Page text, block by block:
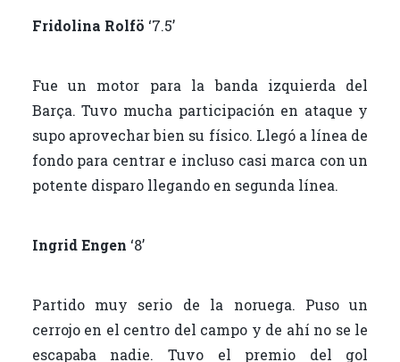
Fridolina Rolfö ‘7.5’
Fue un motor para la banda izquierda del
Barça. Tuvo mucha participación en ataque y
supo aprovechar bien su físico. Llegó a línea de
fondo para centrar e incluso casi marca con un
potente disparo llegando en segunda línea.
Ingrid Engen ‘8’
Partido muy serio de la noruega. Puso un
cerrojo en el centro del campo y de ahí no se le
escapaba nadie. Tuvo el premio del gol